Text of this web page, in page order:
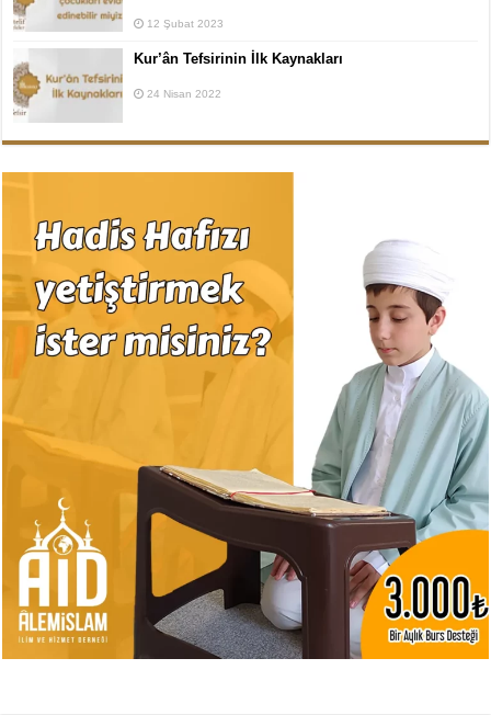
12 Şubat 2023
Kur’ân Tefsirinin İlk Kaynakları
24 Nisan 2022